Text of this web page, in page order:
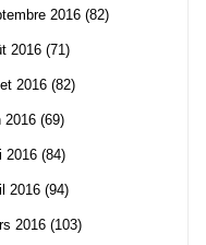
2016 (82)
2016 (71)
2016 (82)
2016 (69)
2016 (84)
2016 (94)
2016 (103)